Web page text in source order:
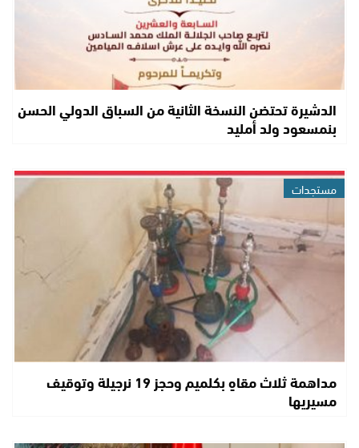
الدشيرة تحتضن النسخة الثانية من السباق الدولي الحسن
بنمسعود ولد أمليد
مستجدات
مداهمة ثلاث مقاهٍ بكلميم وحجز 19 نرجيلة وتوقيف
مسيريها